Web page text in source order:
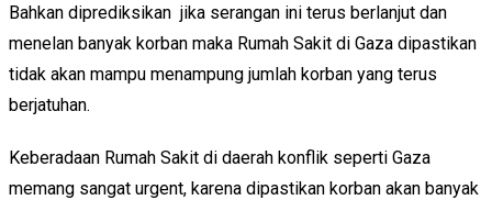
Bahkan diprediksikan jika serangan ini terus berlanjut dan
menelan banyak korban maka Rumah Sakit di Gaza dipastikan
tidak akan mampu menampung jumlah korban yang terus
berjatuhan.
Keberadaan Rumah Sakit di daerah konflik seperti Gaza
memang sangat urgent, karena dipastikan korban akan banyak